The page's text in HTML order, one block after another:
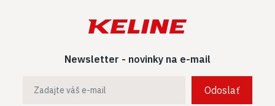
Newsletter - novinky na e-mail
Odoslať